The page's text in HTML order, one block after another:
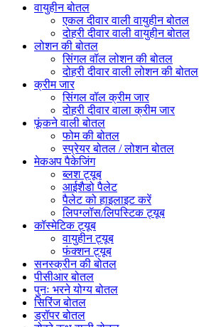
वायुहीन बोतल
एकल दीवार वाली वायुहीन बोतल
दोहरी दीवार वाली वायुहीन बोतल
लोशन की बोतल
सिंगल वॉल लोशन की बोतल
दोहरी दीवार वाली लोशन की बोतल
क्रीम जार
सिंगल वॉल क्रीम जार
दोहरी दीवार वाला क्रीम जार
फूंकने वाली बोतल
फोम की बोतल
स्प्रेयर बोतल / लोशन बोतल
मेकअप पैकेजिंग
ब्लश ट्यूब
आईशैडो पैलेट
पैलेट को हाइलाइट करें
लिपग्लॉस/लिपस्टिक ट्यूब
कॉस्मेटिक ट्यूब
वायुहीन ट्यूब
फंक्शन ट्यूब
सनस्क्रीन की बोतल
पीसीआर बोतल
पुनः भरने योग्य बोतल
सिरिंज बोतल
ड्रॉपर बोतल